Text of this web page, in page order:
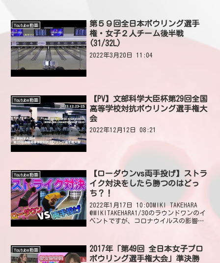
Youtube動画
第５９回全日本ボウリング選手
権・女子２人チーム後半戦
(31/32L)
2022年3月20日 11:04
Youtube動画
【PV】文部科学大臣杯第29回全国
高等学校対抗ボウリング選手権大
会
2022年12月12日 08:21
Youtube動画
【ローダウンvs両手投げ】ストラ
イク対決をしたら勝つのはどっ
ち？！
2022年1月17日 10:00MIKI TAKEHARA
@MIKITAKEHARA1/30のラウンドワンのイ
ベントですが、コロナウイルスの影響で
17日 12...
Youtube動画
2017年「第49回 全日本女子プロ
ボウリング選手権大会」準決勝